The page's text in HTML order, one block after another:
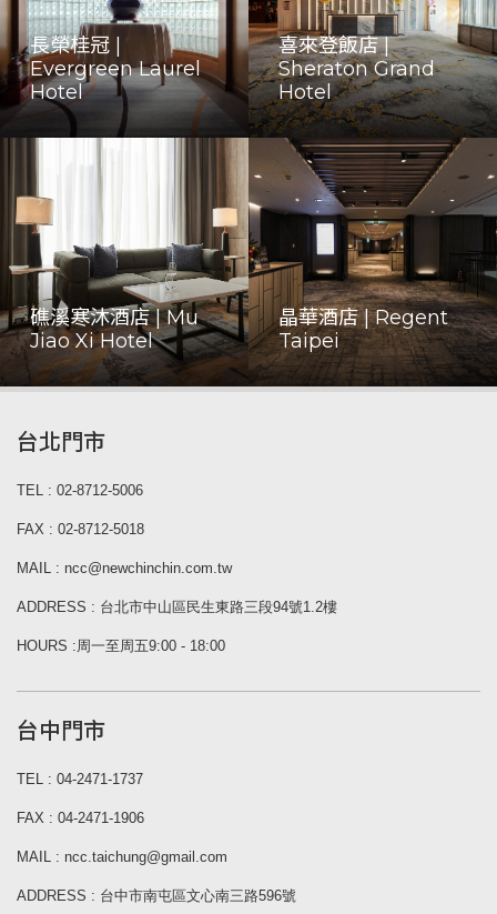
長榮桂冠 |
Evergreen Laurel
Hotel
喜來登飯店 |
Sheraton Grand
Hotel
礁溪寒沐酒店 | Mu
Jiao Xi Hotel
晶華酒店 | Regent
Taipei
台北門市
TEL : 02-8712-5006
FAX : 02-8712-5018
MAIL : ncc@newchinchin.com.tw
ADDRESS : 台北市中山區民生東路三段94號1.2樓
HOURS :周一至周五9:00 - 18:00
台中門市
TEL : 04-2471-1737
FAX : 04-2471-1906
MAIL : ncc.taichung@gmail.com
ADDRESS : 台中市南屯區文心南三路596號